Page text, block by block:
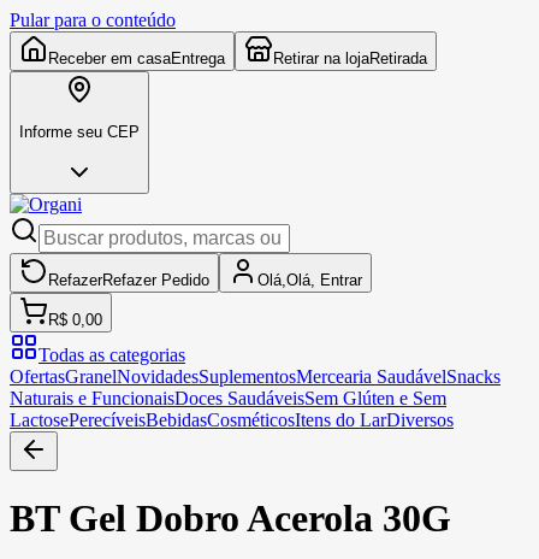
Pular para o conteúdo
Receber em casaEntrega Retirar na lojaRetirada
Informe seu CEP
RefazerRefazer Pedido Olá, Olá, Entrar
R$ 0,00
Todas as categorias
OfertasGranelNovidadesSuplementosMercearia SaudávelSnacks
Naturais e FuncionaisDoces SaudáveisSem Glúten e Sem
LactosePerecíveisBebidasCosméticosItens do LarDiversos
BT Gel Dobro Acerola 30G